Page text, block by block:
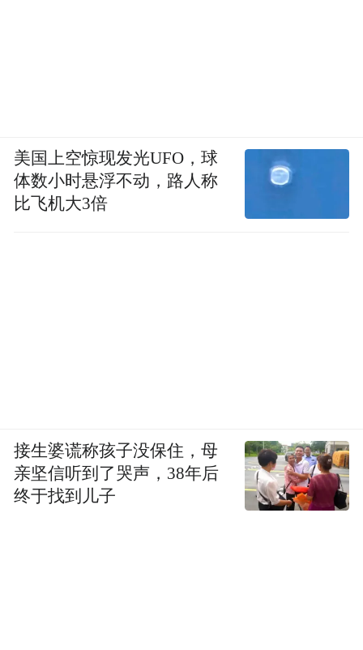
美国上空惊现发光UFO，球
体数小时悬浮不动，路人称
比飞机大3倍
接生婆谎称孩子没保住，母
亲坚信听到了哭声，38年后
终于找到儿子